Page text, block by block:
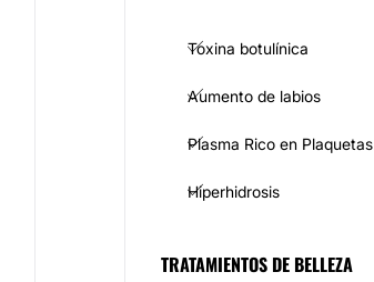
Toxina botulínica
Aumento de labios
Plasma Rico en Plaquetas
Hiperhidrosis
TRATAMIENTOS DE BELLEZA